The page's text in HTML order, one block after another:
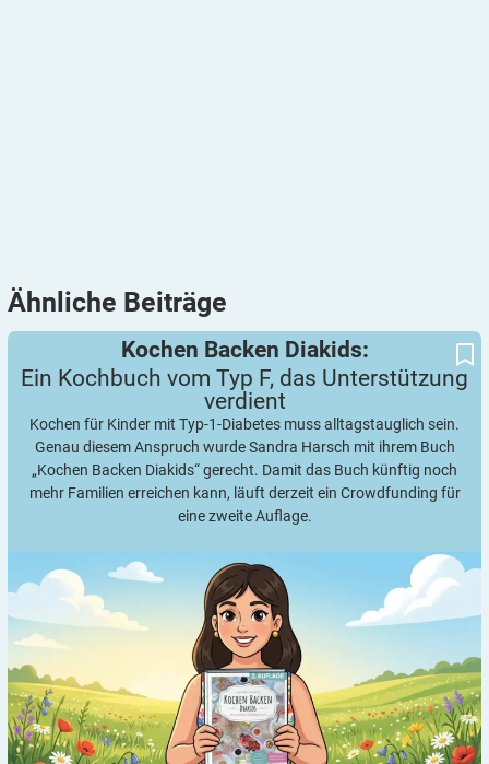
Ähnliche Beiträge
Kochen Backen Diakids:
Ein Kochbuch vom Typ F, das Unterstützung verdient
Kochen Backen Diakids:
Ein Kochbuch vom Typ F, das Unterstützung
verdient
Kochen für Kinder mit Typ-1-Diabetes muss alltagstauglich sein.
Genau diesem Anspruch wurde Sandra Harsch mit ihrem Buch
„Kochen Backen Diakids“ gerecht. Damit das Buch künftig noch
mehr Familien erreichen kann, läuft derzeit ein Crowdfunding für
eine zweite Auflage.